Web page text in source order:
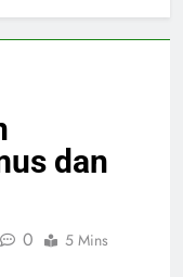
dan
0 5 Mins